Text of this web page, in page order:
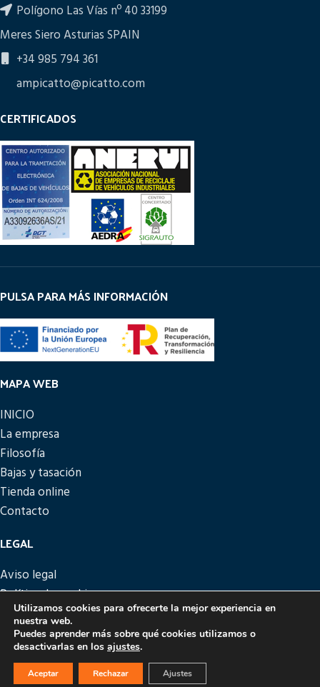
Polígono Las Vías nº 40 33199
Meres Siero Asturias SPAIN
+34 985 794 361
ampicatto@picatto.com
CERTIFICADOS
PULSA PARA MÁS INFORMACIÓN
MAPA WEB
INICIO
La empresa
Filosofía
Bajas y tasación
Tienda online
Contacto
LEGAL
Aviso legal
Política de cookies
Política de privacidad
Política de devoluciones
PICATTO DISEÑO Y DESARROLLO
Utilizamos cookies para ofrecerte la mejor experiencia en
nuestra web.
Puedes aprender más sobre qué cookies utilizamos o
desactivarlas en los ajustes.
Aceptar Rechazar Ajustes